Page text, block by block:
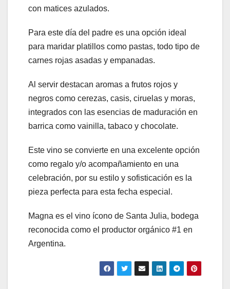
con matices azulados.
Para este día del padre es una opción ideal
para maridar platillos como pastas, todo tipo de
carnes rojas asadas y empanadas.
Al servir destacan aromas a frutos rojos y
negros como cerezas, casis, ciruelas y moras,
integrados con las esencias de maduración en
barrica como vainilla, tabaco y chocolate.
Este vino se convierte en una excelente opción
como regalo y/o acompañamiento en una
celebración, por su estilo y sofisticación es la
pieza perfecta para esta fecha especial.
Magna es el vino ícono de Santa Julia, bodega
reconocida como el productor orgánico #1 en
Argentina.